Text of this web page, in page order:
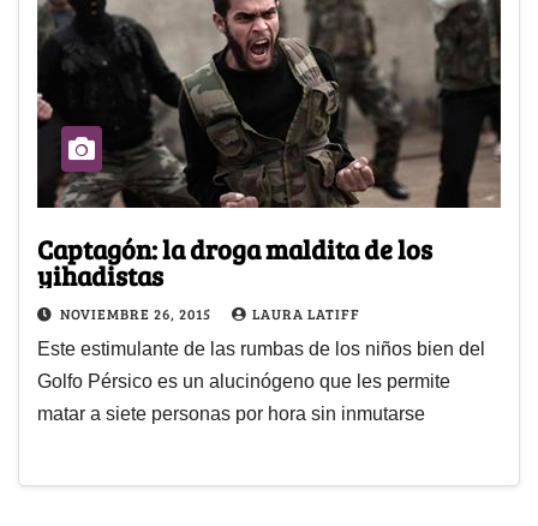
Captagón: la droga maldita de los
yihadistas
NOVIEMBRE 26, 2015 LAURA LATIFF
Este estimulante de las rumbas de los niños bien del
Golfo Pérsico es un alucinógeno que les permite
matar a siete personas por hora sin inmutarse